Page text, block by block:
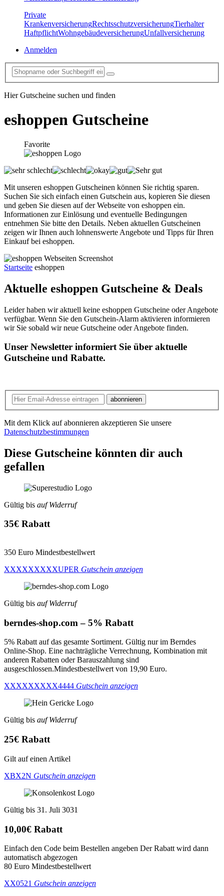
Private
KrankenversicherungRechtsschutzversicherungTierhalter
HaftpflichtWohngebäudeversicherungUnfallversicherung
Anmelden
Hier Gutscheine suchen und finden
eshoppen Gutscheine
Favorite
Mit unseren eshoppen Gutscheinen können Sie richtig sparen.
Suchen Sie sich einfach einen Gutschein aus, kopieren Sie diesen
und geben Sie diesen auf der Webseite von eshoppen ein.
Informationen zur Einlösung und eventuelle Bedingungen
entnehmen Sie bitte den Details. Neben aktuellen Gutscheinen
zeigen wir Ihnen auch lohnenswerte Angebote und Tipps für Ihren
Einkauf bei eshoppen.
Startseite eshoppen
Aktuelle eshoppen Gutscheine & Deals
Leider haben wir aktuell keine eshoppen Gutscheine oder Angebote
verfügbar. Wenn Sie den Gutschein-Alarm aktivieren informieren
wir Sie sobald wir neue Gutscheine oder Angebote finden.
Unser Newsletter informiert Sie über aktuelle
Gutscheine und Rabatte.
abonnieren
Mit dem Klick auf abonnieren akzeptieren Sie unsere
Datenschutzbestimmungen
Diese Gutscheine könnten dir auch
gefallen
Gültig bis auf Widerruf
35€ Rabatt
350 Euro Mindestbestellwert
XXXXXXXXXUPER Gutschein anzeigen
Gültig bis auf Widerruf
berndes-shop.com – 5% Rabatt
5% Rabatt auf das gesamte Sortiment. Gültig nur im Berndes
Online-Shop. Eine nachträgliche Verrechnung, Kombination mit
anderen Rabatten oder Barauszahlung sind
ausgeschlossen.Mindestbestellwert von 19,90 Euro.
XXXXXXXXX4444 Gutschein anzeigen
Gültig bis auf Widerruf
25€ Rabatt
Gilt auf einen Artikel
XBX2N Gutschein anzeigen
Gültig bis 31. Juli 3031
10,00€ Rabatt
Einfach den Code beim Bestellen angeben Der Rabatt wird dann
automatisch abgezogen
80 Euro Mindestbestellwert
XX0521 Gutschein anzeigen